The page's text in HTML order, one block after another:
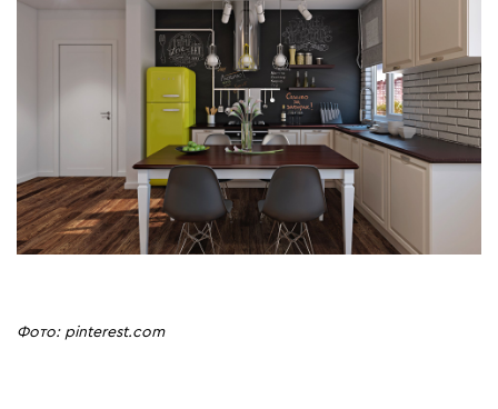
Фото: pinterest.com